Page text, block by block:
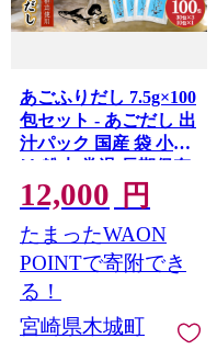
あごふりだし 7.5g×100
包セット - あごだし 出
汁パック 国産 袋 小分
け 粉末 常温 長期保存
家庭料理 和食 破って
そのまま調味料として
活用OK おすすめレシ
ピ掲載中 あご出汁 ス
ッキリとした上品な味
わい 素材を引き立て
る K06_0001_1
12,000 円
たまったWAON
POINTで寄附でき
る！
宮崎県木城町